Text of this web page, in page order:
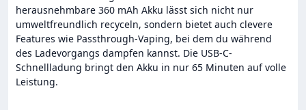
herausnehmbare 360 mAh Akku lässt sich nicht nur
umweltfreundlich recyceln, sondern bietet auch clevere
Features wie Passthrough-Vaping, bei dem du während
des Ladevorgangs dampfen kannst. Die USB-C-
Schnellladung bringt den Akku in nur 65 Minuten auf volle
Leistung.